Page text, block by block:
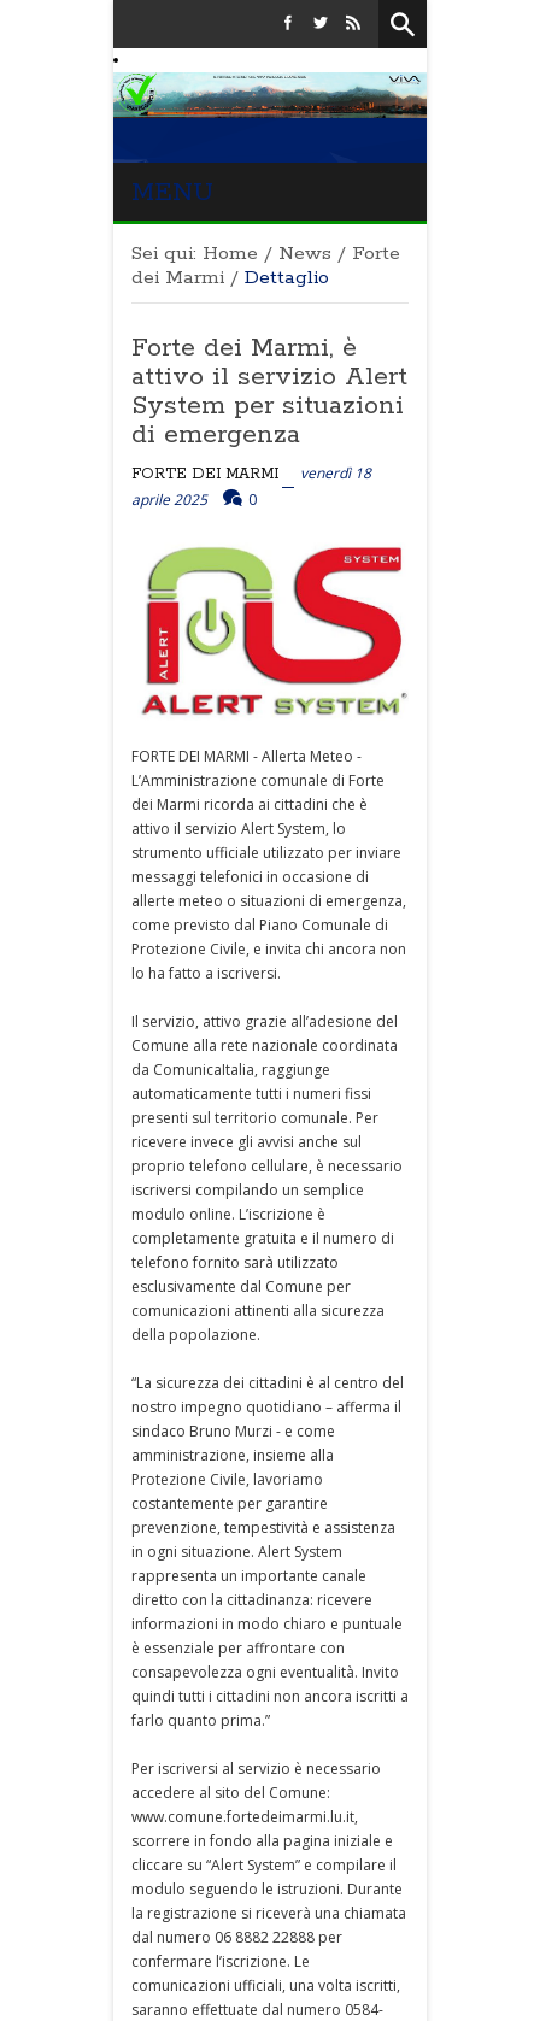
MENU
Sei qui: Home / News / Forte
dei Marmi / Dettaglio
Forte dei Marmi, è
attivo il servizio Alert
System per situazioni
di emergenza
FORTE DEI MARMI
venerdì 18
aprile 2025
0
FORTE DEI MARMI - Allerta Meteo -
L’Amministrazione comunale di Forte
dei Marmi ricorda ai cittadini che è
attivo il servizio Alert System, lo
strumento ufficiale utilizzato per inviare
messaggi telefonici in occasione di
allerte meteo o situazioni di emergenza,
come previsto dal Piano Comunale di
Protezione Civile, e invita chi ancora non
lo ha fatto a iscriversi.
Il servizio, attivo grazie all’adesione del
Comune alla rete nazionale coordinata
da ComunicaItalia, raggiunge
automaticamente tutti i numeri fissi
presenti sul territorio comunale. Per
ricevere invece gli avvisi anche sul
proprio telefono cellulare, è necessario
iscriversi compilando un semplice
modulo online. L’iscrizione è
completamente gratuita e il numero di
telefono fornito sarà utilizzato
esclusivamente dal Comune per
comunicazioni attinenti alla sicurezza
della popolazione.
“La sicurezza dei cittadini è al centro del
nostro impegno quotidiano – afferma il
sindaco Bruno Murzi - e come
amministrazione, insieme alla
Protezione Civile, lavoriamo
costantemente per garantire
prevenzione, tempestività e assistenza
in ogni situazione. Alert System
rappresenta un importante canale
diretto con la cittadinanza: ricevere
informazioni in modo chiaro e puntuale
è essenziale per affrontare con
consapevolezza ogni eventualità. Invito
quindi tutti i cittadini non ancora iscritti a
farlo quanto prima.”
Per iscriversi al servizio è necessario
accedere al sito del Comune:
www.comune.fortedeimarmi.lu.it,
scorrere in fondo alla pagina iniziale e
cliccare su “Alert System” e compilare il
modulo seguendo le istruzioni. Durante
la registrazione si riceverà una chiamata
dal numero 06 8882 22888 per
confermare l’iscrizione. Le
comunicazioni ufficiali, una volta iscritti,
saranno effettuate dal numero 0584-